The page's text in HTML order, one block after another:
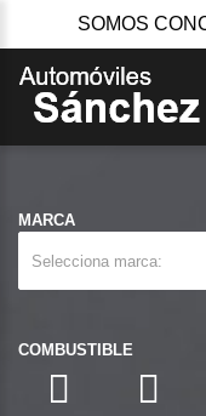
SOMOS
MARCA
Selecciona marca
COMBUSTIBLE